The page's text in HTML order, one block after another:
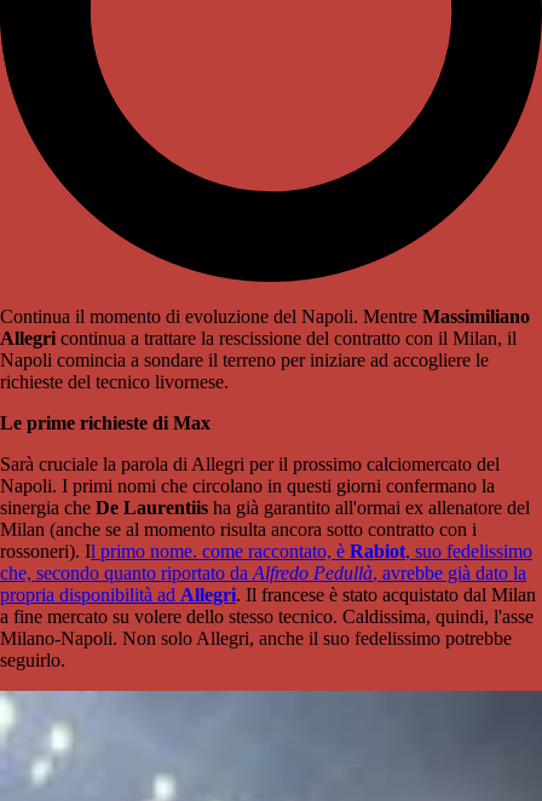
Continua il momento di evoluzione del Napoli. Mentre Massimiliano
Allegri continua a trattare la rescissione del contratto con il Milan, il
Napoli comincia a sondare il terreno per iniziare ad accogliere le
richieste del tecnico livornese.
Le prime richieste di Max
Sarà cruciale la parola di Allegri per il prossimo calciomercato del
Napoli. I primi nomi che circolano in questi giorni confermano la
sinergia che De Laurentiis ha già garantito all'ormai ex allenatore del
Milan (anche se al momento risulta ancora sotto contratto con i
rossoneri). Il primo nome. come raccontato, è Rabiot, suo fedelissimo
che, secondo quanto riportato daAlfredo Pedullà, avrebbe già dato la
propria disponibilità ad Allegri. Il francese è stato acquistato dal Milan
a fine mercato su volere dello stesso tecnico. Caldissima, quindi, l'asse
Milano-Napoli. Non solo Allegri, anche il suo fedelissimo potrebbe
seguirlo.